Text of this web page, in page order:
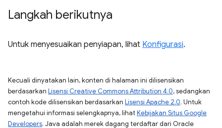
Langkah berikutnya
Untuk menyesuaikan penyiapan, lihat Konfigurasi.
Kecuali dinyatakan lain, konten di halaman ini dilisensikan
berdasarkan Lisensi Creative Commons Attribution 4.0, sedangkan
contoh kode dilisensikan berdasarkan Lisensi Apache 2.0. Untuk
mengetahui informasi selengkapnya, lihatKebijakan Situs Google
Developers. Java adalah merek dagang terdaftar dari Oracle